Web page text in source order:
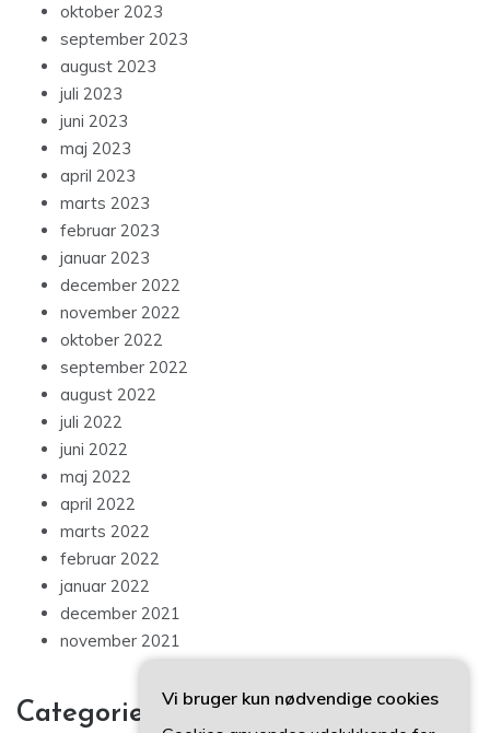
oktober 2023
september 2023
august 2023
juli 2023
juni 2023
maj 2023
april 2023
marts 2023
februar 2023
januar 2023
december 2022
november 2022
oktober 2022
september 2022
august 2022
juli 2022
juni 2022
maj 2022
april 2022
marts 2022
februar 2022
januar 2022
december 2021
november 2021
Categories
Vi bruger kun nødvendige cookies